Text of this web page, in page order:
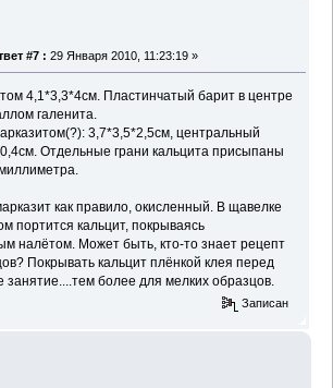
#7 : 29 Января 2010, 11:23:19 »
4,1*3,3*4см. Пластинчатый барит в центре
галенита.
3,7*3,5*2,5см, центральный
Отдельные грани кальцита присыпаны
как правило, окисленный. В щавелке
портится кальцит, покрываясь
налётом. Может быть, кто-то знает рецепт
Покрывать кальцит плёнкой клея перед
занятие....тем более для мелких образцов.
Записан